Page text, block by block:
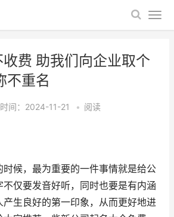
费 助我们向企业取个
不重名
间：2024-11-21 • 阅读
候，最为重要的一件事情就是给公
仅要发音好听，同时也要是有内涵
产生良好的第一印象，从而更好地进